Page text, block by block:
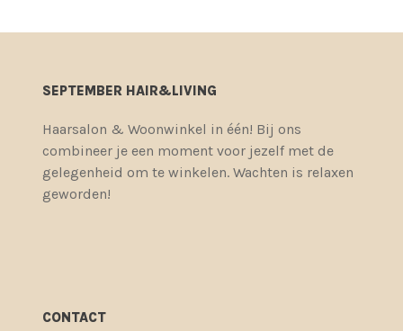
SEPTEMBER HAIR&LIVING
Haarsalon & Woonwinkel in één! Bij ons
combineer je een moment voor jezelf met de
gelegenheid om te winkelen. Wachten is relaxen
geworden!
CONTACT